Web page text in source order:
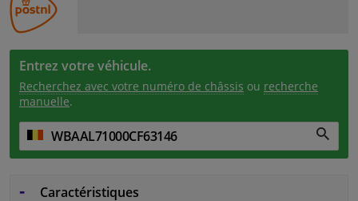
Entrez votre véhicule.
Recherchez avec votre numéro de châssis ou recherche
manuelle.
Caractéristiques